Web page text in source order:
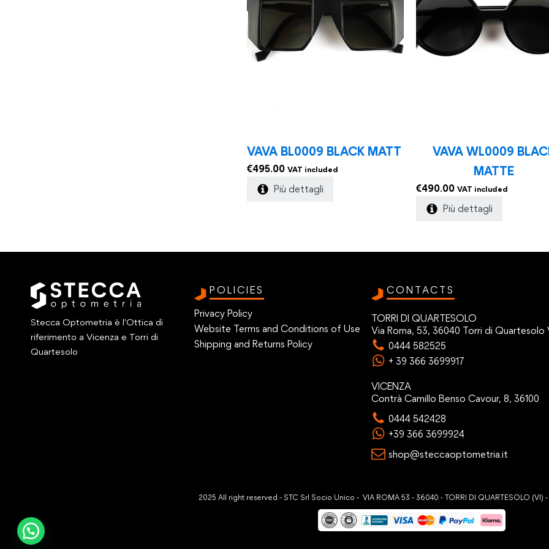
VAVA BL0009 BLACK MATT
€495.00 VAT included
Più dettagli
VAVA WL0009
MATTE
€490.00 VAT included
Più dettagli
Stecca Optometria è l'Ottica di
riferimento a Vicenza e Torri di
Quartesolo
POLICIES
Privacy Policy
Website Terms and Conditions of Use
Shipping and Returns Policy
CONTACTS
TORRI DI QUARTESOLO
Via Roma, 53, 36040 Torri di Quartesolo
0444 582525
+ 39 366 3699917
VICENZA
Contrà Camillo Benso Cavour, 8, 36100
0444 542428
+39 366 3699924
shop@steccaoptometria.it
2025 All right reserved - STC Srl Socio Unico - VIA ROMA 53 - 36040 - TORRI DI QUARTESOLO (VI)